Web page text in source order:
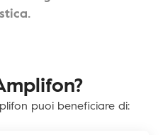
puoi beneficiare di: